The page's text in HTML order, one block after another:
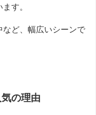
す。
など、幅広いシーンで
の理由